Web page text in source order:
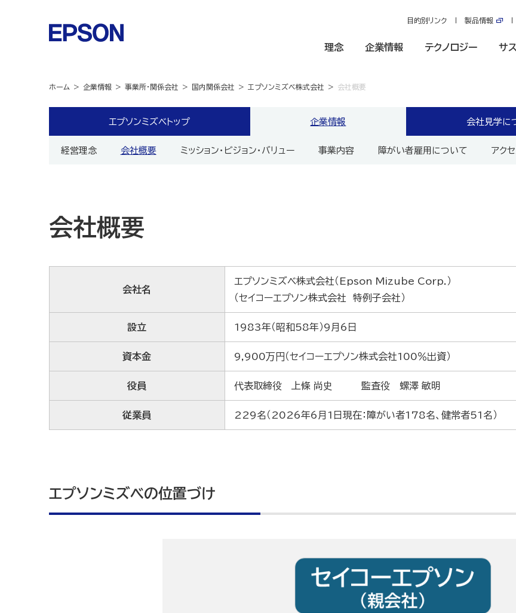
目的別リンク 製品情報
理念 企業情報 テクノロジー サ
ホーム 企業情報 事業所・関係会社 国内関係会社 エプソンミズベ株式会社 会社概要
エプソンミズベトップ 企業情報
経営理念 会社概要 ミッション・ビジョン・バリュー 事業内容 障がい者雇用について アク
会社見学に
会社概要
会社名
エプソンミズベ株式会社（Epson Mizube Corp.）
（セイコーエプソン株式会社 特例子会社）
設立 1983年（昭和58年）9月6日
資本金 9,900万円（セイコーエプソン株式会社100％出資）
役員 代表取締役 上條 尚史 監査役 螺澤 敏明
従業員 229名（2026年6月1日現在：障がい者178名、健常者51名）
エプソンミズベの位置づけ